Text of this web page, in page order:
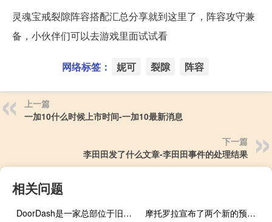
灵魂宝戒裂隙阵容搭配汇总分享就到这里了，阵容攻守兼
备，小伙伴们可以去游戏里面试试看
网络标签： 妮可 裂隙 阵容
上一篇
一加10什么时候上市时间-一加10最新消息
下一篇
李田田发了什么文章-李田田事件的处理结果
相关问题
DoorDash是一家总部位于旧金山的科技公司今年 推出了与Character公司设计升级的新形象 摩托罗拉宣布了两个新的预算在200美元以下的手机